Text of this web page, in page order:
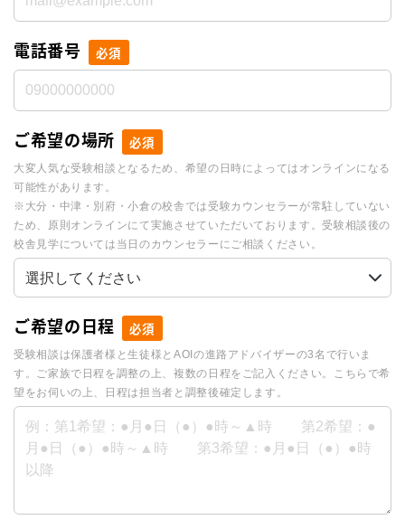
電話番号 必須
ご希望の場所 必須
大変人気な受験相談となるため、希望の日時によってはオンラインになる
可能性があります。
※大分・中津・別府・小倉の校舎では受験カウンセラーが常駐していない
ため、原則オンラインにて実施させていただいております。受験相談後の
校舎見学については当日のカウンセラーにご相談ください。
ご希望の日程 必須
受験相談は保護者様と生徒様とAOIの進路アドバイザーの3名で行いま
す。ご家族で日程を調整の上、複数の日程をご記入ください。こちらで希
望をお伺いの上、日程は担当者と調整後確定します。